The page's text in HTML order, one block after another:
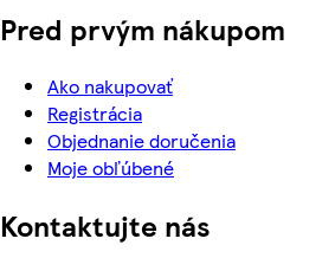
Pred prvým nákupom
Ako nakupovať
Registrácia
Objednanie doručenia
Moje obľúbené
Kontaktujte nás